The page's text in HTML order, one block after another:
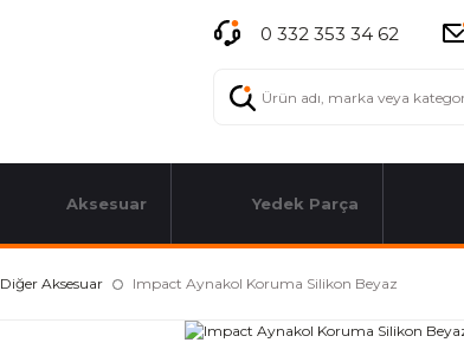
0 332 353 34 62
Aksesuar Yedek Parça
Diğer Aksesuar Impact Aynakol Koruma Silikon Beyaz